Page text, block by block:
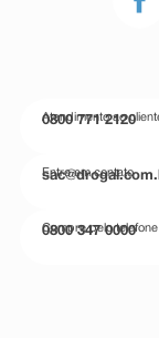
Atendimento ao
0800 771 2120
Entre em contato
Compre pelo telefone
0800 347 0000